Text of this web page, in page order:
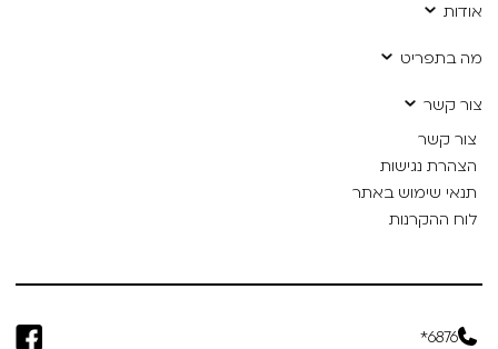
אודות
מה בתפריט
צור קשר
צור קשר
הצהרת נגישות
תנאי שימוש באתר
לוח ההקרנות
6876*